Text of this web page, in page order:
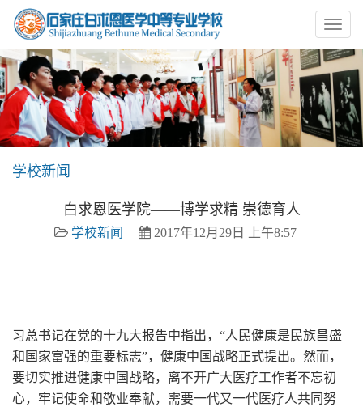
学校新闻
白求恩医学院——博学求精 崇德育人
学校新闻 2017年12月29日 上午8:57
习总书记在党的十九大报告中指出，“人民健康是民族昌盛
和国家富强的重要标志”，健康中国战略正式提出。然而，
要切实推进健康中国战略，离不开广大医疗工作者不忘初
心，牢记使命和敬业奉献，需要一代又一代医疗人共同努